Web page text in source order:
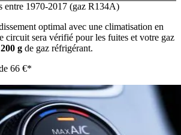
entre 1970-2017 (gaz R134A)
optimal avec une climatisation en
circuit sera vérifié pour les fuites et votre gaz
200 g de gaz réfrigérant.
66 €*